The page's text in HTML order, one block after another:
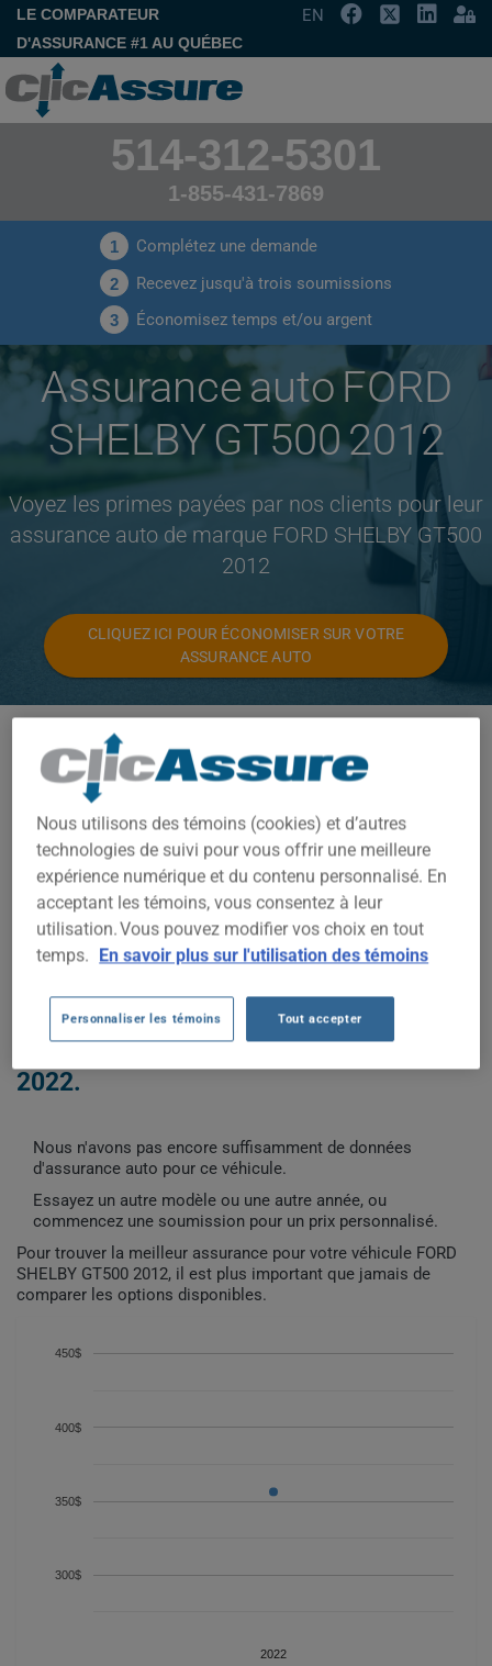
LE COMPARATEUR
D'ASSURANCE #1 AU QUÉBEC
EN
514-312-5301
1-855-431-7869
1 Complétez une demande
2 Recevez jusqu'à trois soumissions
3 Économisez temps et/ou argent
Assurance auto FORD
SHELBY GT500 2012
Voyez les primes payées par nos clients pour leur
assurance auto de marque FORD SHELBY GT500
2012
CLIQUEZ ICI POUR ÉCONOMISER SUR VOTRE
ASSURANCE AUTO
Modèles disponibles
SHELBY GT500
Année
2012
Villes
TOUTES LES VILLES
COÛTS D'ASSURANCE AUTO FORD
2022.
Nous n'avons pas encore suffisamment de données
d'assurance auto pour ce véhicule.
Essayez un autre modèle ou une autre année, ou
commencez une soumission pour un prix personnalisé.
Pour trouver la meilleur assurance pour votre véhicule FORD
SHELBY GT500 2012, il est plus important que jamais de
comparer les options disponibles.
2022
300$
350$
400$
450$
Nous utilisons des témoins (cookies) et d’autres
technologies de suivi pour vous offrir une meilleure
expérience numérique et du contenu personnalisé. En
acceptant les témoins, vous consentez à leur
utilisation. Vous pouvez modifier vos choix en tout
temps. En savoir plus sur l'utilisation des témoins
Personnaliser les témoins Tout accepter